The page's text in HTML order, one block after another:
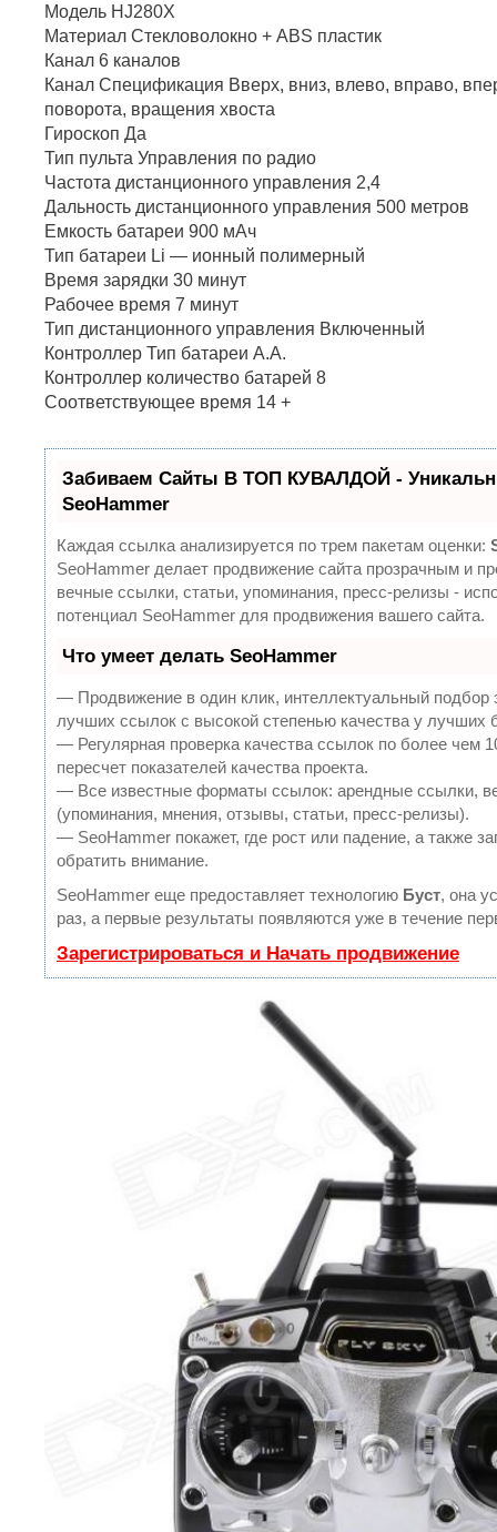
Модель HJ280X
Материал Стекловолокно + ABS пластик
Канал 6 каналов
Канал Спецификация Вверх, вниз, влево, вправо,
поворота, вращения хвоста
Гироскоп Да
Тип пульта Управления по радио
Частота дистанционного управления 2,4
Дальность дистанционного управления 500 метров
Емкость батареи 900 мАч
Тип батареи Li — ионный полимерный
Время зарядки 30 минут
Рабочее время 7 минут
Тип дистанционного управления Включенный
Контроллер Тип батареи А.А.
Контроллер количество батарей 8
Соответствующее время 14 +
Забиваем Сайты В ТОП КУВАЛДОЙ -
SeoHammer
Каждая ссылка анализируется по трем пакетам оценки:
SeoHammer делает продвижение сайта прозрачным и
вечные ссылки, статьи, упоминания, пресс-релизы -
потенциал SeoHammer для продвижения вашего сайта.
Что умеет делать SeoHammer
— Продвижение в один клик, интеллектуальный подбор
лучших ссылок с высокой степенью качества у лучших
— Регулярная проверка качества ссылок по более чем
пересчет показателей качества проекта.
— Все известные форматы ссылок: арендные ссылки,
(упоминания, мнения, отзывы, статьи, пресс-релизы).
— SeoHammer покажет, где рост или падение, а также
обратить внимание.
SeoHammer еще предоставляет технологию Буст, она
раз, а первые результаты появляются уже в течение
Зарегистрироваться и Начать продвижение